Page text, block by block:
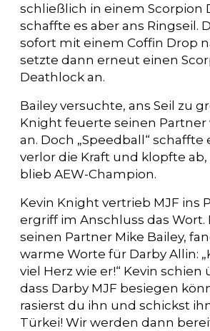
schließlich in einem Scorpion
schaffte es aber ans Ringseil.
sofort mit einem Coffin Drop
setzte dann erneut einen
Deathlock an.
Bailey versuchte, ans Seil zu
Knight feuerte seinen Partner
an. Doch „Speedball“ schaffte
verlor die Kraft und klopfte ab,
blieb AEW-Champion.
Kevin Knight vertrieb MJF ins
ergriff im Anschluss das Wort.
seinen Partner Mike Bailey,
warme Worte für Darby Allin:
viel Herz wie er!“ Kevin schien
dass Darby MJF besiegen
rasierst du ihn und schickst
Türkei! Wir werden dann